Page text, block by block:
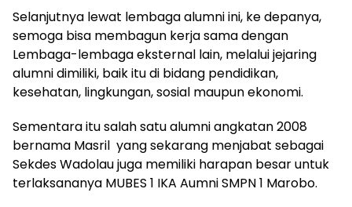
Selanjutnya lewat lembaga alumni ini, ke depanya,
semoga bisa membagun kerja sama dengan
Lembaga-lembaga eksternal lain, melalui jejaring
alumni dimiliki, baik itu di bidang pendidikan,
kesehatan, lingkungan, sosial maupun ekonomi.
Sementara itu salah satu alumni angkatan 2008
bernama Masril yang sekarang menjabat sebagai
Sekdes Wadolau juga memiliki harapan besar untuk
terlaksananya MUBES 1 IKA Aumni SMPN 1 Marobo.